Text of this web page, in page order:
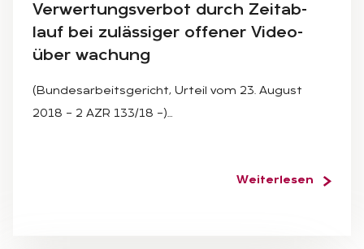
Ver­wer­tungs­ver­bot durch Zeit­ab­
lauf bei zu­läs­si­ger of­fe­ner Vi­deo­
über wa­chung
(Bundesarbeitsgericht, Urteil vom 23. August
2018 – 2 AZR 133/18 –)…
Weiterlesen